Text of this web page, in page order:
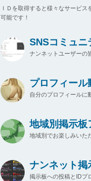
ＩＤを取得すると様々なサービ
可能です！
SNSコミュニ
ナンネットユーザーの
プロフィール
自分のプロフィールに
地域別掲示板
地域別でお楽しみいた
ナンネット掲
掲示板への投稿とIDプ